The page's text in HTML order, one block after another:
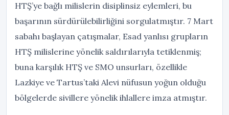
HTŞ’ye bağlı milislerin disiplinsiz eylemleri, bu
başarının sürdürülebilirliğini sorgulatmıştır. 7 Mart
sabahı başlayan çatışmalar, Esad yanlısı grupların
HTŞ milislerine yönelik saldırılarıyla tetiklenmiş;
buna karşılık HTŞ ve SMO unsurları, özellikle
Lazkiye ve Tartus’taki Alevi nüfusun yoğun olduğu
bölgelerde sivillere yönelik ihlallere imza atmıştır.